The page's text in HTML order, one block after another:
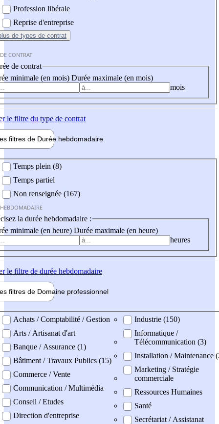
Profession libérale
Reprise d'entreprise
de types de contrat
CONTRAT
de contrat
minimale (en mois) Durée maximale (en mois)
mois
le filtre du type de contrat
filtres de Durée hebdomadaire
Temps plein (8)
Temps partiel
Non renseignée (167)
la durée hebdomadaire :
minimale (en heure) Durée maximale (en heure)
heures
le filtre de durée hebdomadaire
filtres de Domaine professionnel
professionel
Achats / Comptabilité / Gestion
Arts / Artisanat d'art
Banque / Assurance (1)
Bâtiment / Travaux Publics (15)
Commerce / Vente
Communication / Multimédia
Conseil / Etudes
Direction d'entreprise
Industrie (150)
Informatique /
Télécommunication (3)
Installation / Maintenance
Marketing / Stratégie
commerciale
Ressources Humaines
Santé
Secrétariat / Assistanat